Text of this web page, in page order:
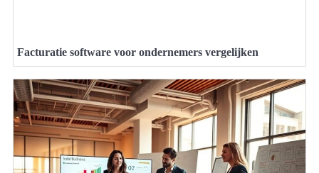
Facturatie software voor ondernemers vergelijken